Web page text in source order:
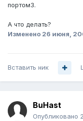
портом3.
А что делать?
Изменено 26 июня,
Вставить ник
BuHast
Опубликовано